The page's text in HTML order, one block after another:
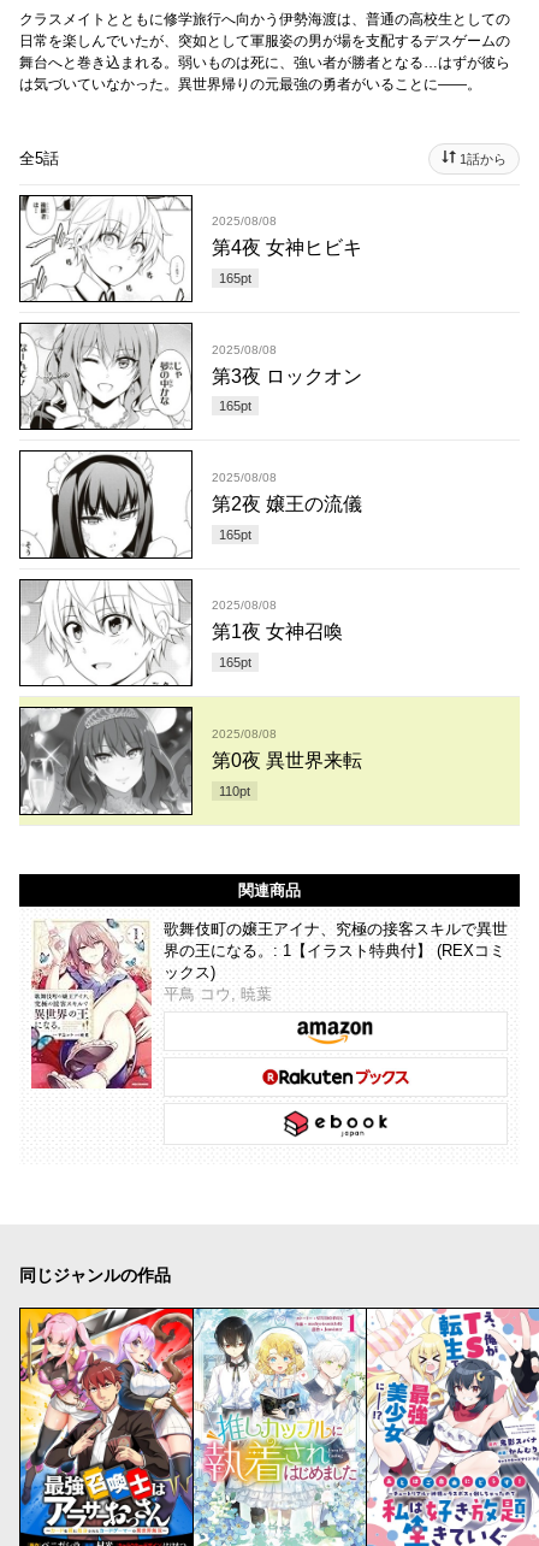
クラスメイトとともに修学旅行へ向かう伊勢海渡は、普通の高校生としての
日常を楽しんでいたが、突如として軍服姿の男が場を支配するデスゲームの
舞台へと巻き込まれる。弱いものは死に、強い者が勝者となる…はずが彼ら
は気づいていなかった。異世界帰りの元最強の勇者がいることに――。
全5話 1話から
2025/08/08
第4夜 女神ヒビキ
165pt
2025/08/08
第3夜 ロックオン
165pt
2025/08/08
第2夜 嬢王の流儀
165pt
2025/08/08
第1夜 女神召喚
165pt
2025/08/08
第0夜 異世界来転
110pt
関連商品
歌舞伎町の嬢王アイナ、究極の接客スキルで異世
界の王になる。: 1【イラスト特典付】 (REXコミ
ックス)
平鳥 コウ, 暁葉
同じジャンルの作品